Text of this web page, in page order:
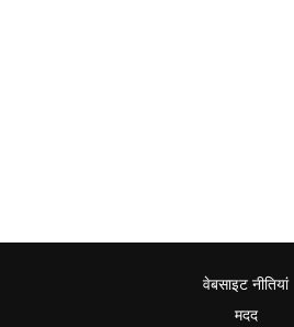
वेबसाइट नीतियां
मदद